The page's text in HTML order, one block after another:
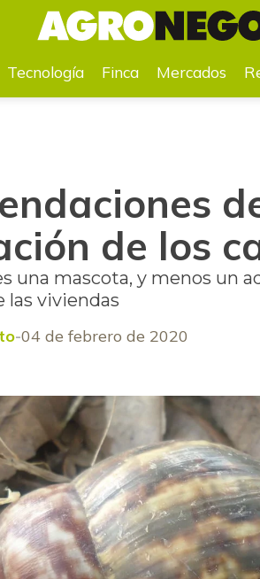
de los caracoles africanos
Tecnología Finca Mercados
de los
una mascota, y menos un
las viviendas
04 de febrero de 2020